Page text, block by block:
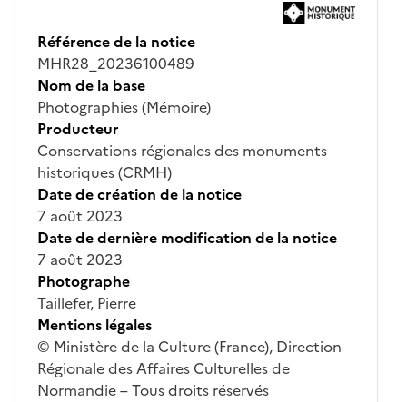
Référence de la notice
MHR28_20236100489
Nom de la base
Photographies (Mémoire)
Producteur
Conservations régionales des monuments
historiques (CRMH)
Date de création de la notice
7 août 2023
Date de dernière modification de la notice
7 août 2023
Photographe
Taillefer, Pierre
Mentions légales
© Ministère de la Culture (France), Direction
Régionale des Affaires Culturelles de
Normandie – Tous droits réservés